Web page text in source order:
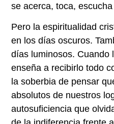
se acerca, toca,
Pero la espiritualidad
en los días oscuros.
días luminosos. Cuando
enseña a recibirlo todo
la soberbia de pensar
absolutos de nuestros
autosuficiencia que